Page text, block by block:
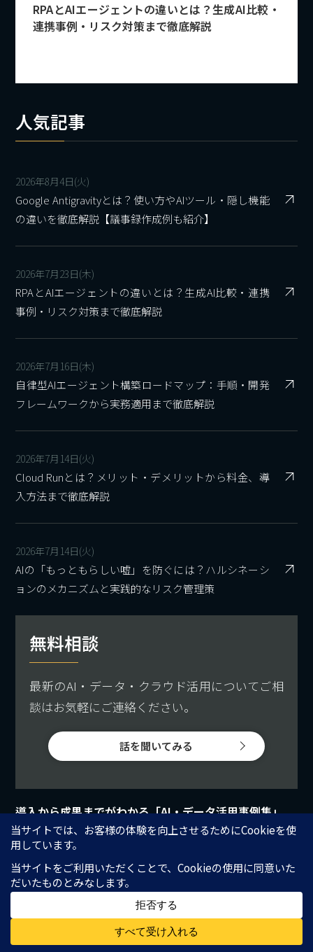
RPAとAIエージェントの違いとは？生成AI比較・
連携事例・リスク対策まで徹底解説
人気記事
2026年8月4日(火)
Google Antigravityとは？使い方やAIツール・隠し機能
の違いを徹底解説【議事録作成例も紹介】
2026年7月23日(木)
RPAとAIエージェントの違いとは？生成AI比較・連携
事例・リスク対策まで徹底解説
2026年7月16日(木)
自律型AIエージェント構築ロードマップ：手順・開発
フレームワークから実務適用まで徹底解説
2026年7月14日(火)
Cloud Runとは？メリット・デメリットから料金、導
入方法まで徹底解説
2026年7月14日(火)
AIの「もっともらしい嘘」を防ぐには？ハルシネーシ
ョンのメカニズムと実践的なリスク管理策
無料相談
最新のAI・データ・クラウド活用についてご相
談はお気軽にご連絡ください。
話を聞いてみる
導入から成果までがわかる「AI・データ活用事例集」